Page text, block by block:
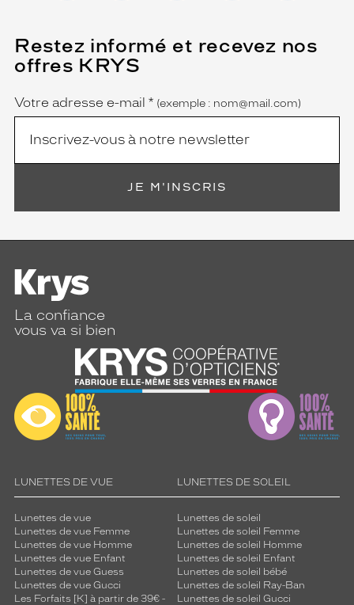
Restez informé et recevez nos
offres KRYS
Name
Votre adresse e-mail *
(Ce
champ
est
obligatoire)
(exemple : nom@mail.com)
JE M'INSCRIS
La confiance
vous va si bien
LUNETTES DE VUE
Lunettes de vue
Lunettes de vue Femme
Lunettes de vue Homme
Lunettes de vue Enfant
Lunettes de vue Guess
Lunettes de vue Gucci
Les Forfaits [K] à partir de 39€ -
LUNETTES DE SOLEIL
Lunettes de soleil
Lunettes de soleil Femme
Lunettes de soleil Homme
Lunettes de soleil Enfant
Lunettes de soleil bébé
Lunettes de soleil Ray-Ban
Lunettes de soleil Gucci